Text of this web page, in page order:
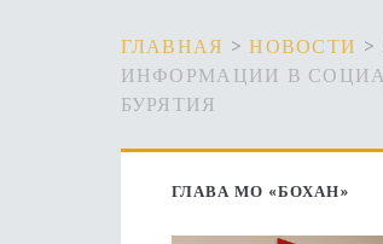
ГЛАВНАЯ >НОВОСТИ >
ИНФОРМАЦИИ В
БУРЯТИЯ
Основная
ГЛАВА МО «БОХАН»